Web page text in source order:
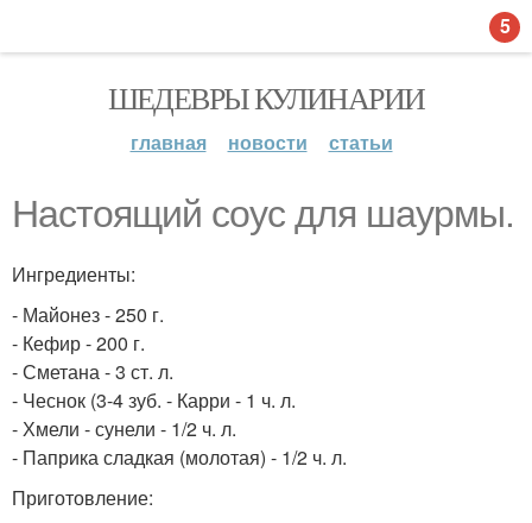
ШЕДЕВРЫ КУЛИНАРИИ
главная новости статьи
Настоящий соус для шаурмы.
Ингредиенты:
- Майонез - 250 г.
- Кефир - 200 г.
- Сметана - 3 ст. л.
- Чеснок (3-4 зуб. - Карри - 1 ч. л.
- Хмели - сунели - 1/2 ч. л.
- Паприка сладкая (молотая) - 1/2 ч. л.
Приготовление:
5